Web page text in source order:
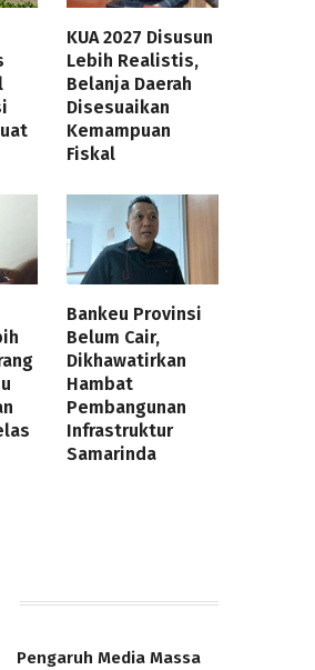
KUA 2027 Disusun
Lebih Realistis,
Belanja Daerah
Disesuaikan
Kemampuan
Fiskal
Bankeu Provinsi
Belum Cair,
Dikhawatirkan
Hambat
Pembangunan
Infrastruktur
Samarinda
Pengaruh Media Massa